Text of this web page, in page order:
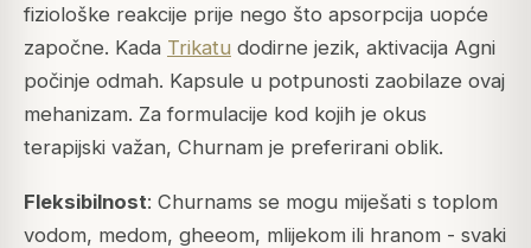
fiziološke reakcije prije nego što apsorpcija uopće
započne. Kada Trikatu dodirne jezik, aktivacija Agni
počinje odmah. Kapsule u potpunosti zaobilaze ovaj
mehanizam. Za formulacije kod kojih je okus
terapijski važan, Churnam je preferirani oblik.
Fleksibilnost: Churnams se mogu miješati s toplom
vodom, medom, gheeom, mlijekom ili hranom - svaki